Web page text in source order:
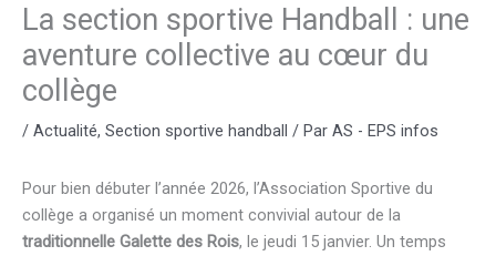
La section sportive Handball : une
aventure collective au cœur du
collège
/ Actualité, Section sportive handball / Par AS - EPS infos
Pour bien débuter l’année 2026, l’Association Sportive du
collège a organisé un moment convivial autour de la
traditionnelle Galette des Rois, le jeudi 15 janvier. Un temps